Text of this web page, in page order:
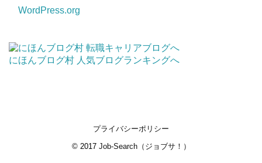
WordPress.org
にほんブログ村 人気ブログランキングへ
プライバシーポリシー
© 2017 Job-Search（ジョブサ！）